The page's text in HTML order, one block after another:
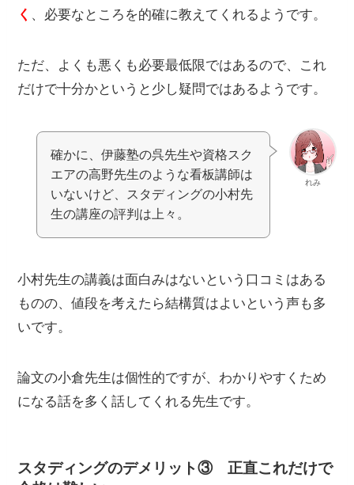
く 、必要なところを的確に教えてくれるようです。
ただ、よくも悪くも必要最低限ではあるので、これ
だけで十分かというと少し疑問ではあるようです。
れみ
確かに、伊藤塾の呉先生や資格スク
エアの高野先生のような看板講師は
いないけど、スタディングの小村先
生の講座の評判は上々。
小村先生の講義は面白みはないという口コミはある
ものの、値段を考えたら結構質はよいという声も多
いです。
論文の小倉先生は個性的ですが、わかりやすくため
になる話を多く話してくれる先生です。
スタディングのデメリット③ 正直これだけで